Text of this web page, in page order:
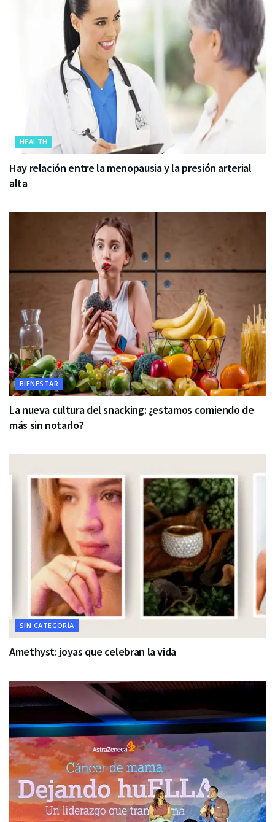
HEALTH
Hay relación entre la menopausia y la presión arterial
alta
BIENESTAR
La nueva cultura del snacking: ¿estamos comiendo de
más sin notarlo?
SIN CATEGORÍA
Amethyst: joyas que celebran la vida